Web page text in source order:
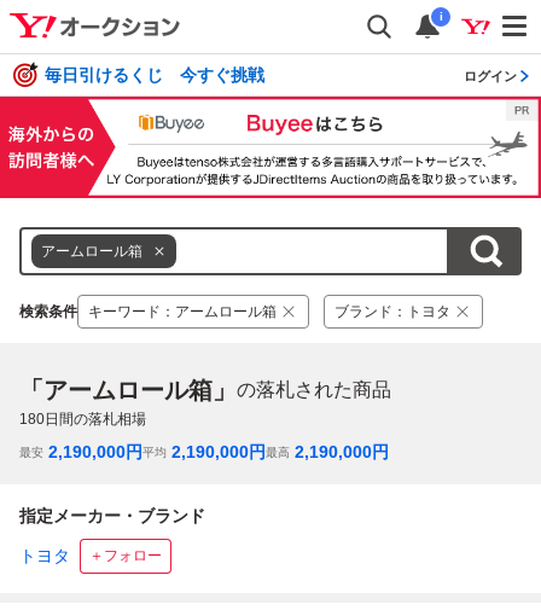
i
毎日引けるくじ 今すぐ挑戦 ログイン
アームロール箱
検索条件 キーワード ： アームロール箱 ブランド ： トヨタ
「アームロール箱」 の落札された商品
180日間の落札相場
最安 2,190,000円平均 2,190,000円最高 2,190,000円
指定メーカー・ブランド
トヨタ ＋フォロー